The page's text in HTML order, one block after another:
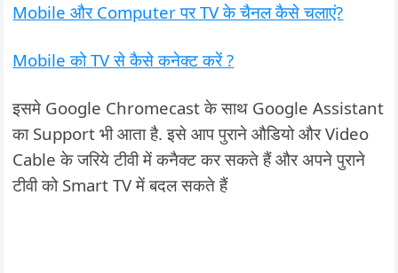
Mobile और Computer पर TV के चैनल कैसे चलाएं?
Mobile को TV से कैसे कनेक्ट करें ?
इसमे Google Chromecast के साथ Google Assistant
का Support भी आता है. इसे आप पुराने औडियो और Video
Cable के जरिये टीवी में कनैक्ट कर सकते हैं और अपने पुराने
टीवी को Smart TV में बदल सकते हैं